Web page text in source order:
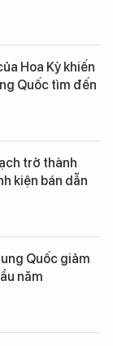
Hoa Kỳ khiến
Quốc tìm đến
trở thành
kiện bán dẫn
Quốc giảm
năm